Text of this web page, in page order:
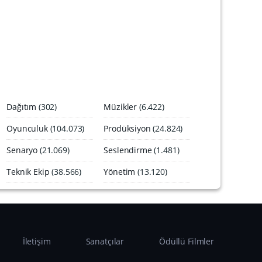
Dağıtım (302) Müzikler (6.422)
Oyunculuk(104.073) Prodüksiyon (24.824)
Senaryo (21.069) Seslendirme(1.481)
Teknik Ekip (38.566) Yönetim (13.120)
İletişim Sanatçılar Ödüllü Filmler